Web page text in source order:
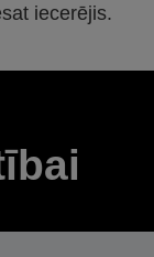
iecerējis.